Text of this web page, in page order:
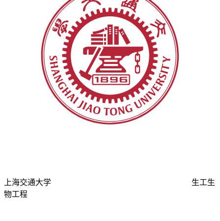
上海交通大学
生工生
物工程